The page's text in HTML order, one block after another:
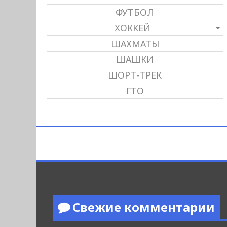
ФУТБОЛ
ХОККЕЙ
ШАХМАТЫ
ШАШКИ
ШОРТ-ТРЕК
ГТО
Свежие комментарии